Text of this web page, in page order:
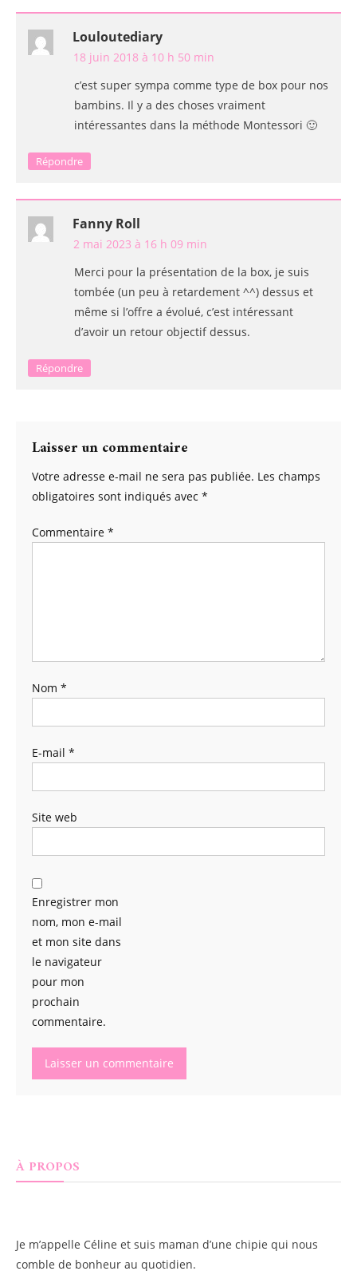
Louloutediary
18 juin 2018 à 10 h 50 min
c’est super sympa comme type de box pour nos
bambins. Il y a des choses vraiment
intéressantes dans la méthode Montessori 🙂
Répondre
Fanny Roll
2 mai 2023 à 16 h 09 min
Merci pour la présentation de la box, je suis
tombée (un peu à retardement ^^) dessus et
même si l’offre a évolué, c’est intéressant
d’avoir un retour objectif dessus.
Répondre
Laisser un commentaire
Votre adresse e-mail ne sera pas publiée. Les champs
obligatoires sont indiqués avec *
Commentaire *
Nom *
E-mail *
Site web
Enregistrer mon
nom, mon e-mail
et mon site dans
le navigateur
pour mon
prochain
commentaire.
À PROPOS
Je m’appelle Céline et suis maman d’une chipie qui nous
comble de bonheur au quotidien.